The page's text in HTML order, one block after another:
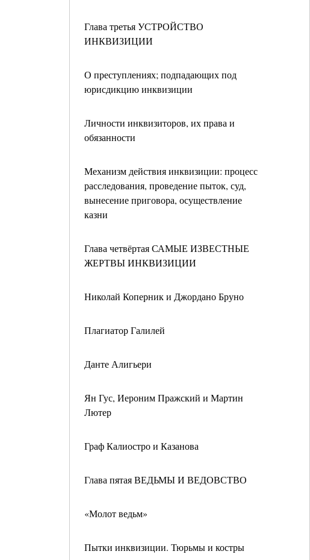
Глава третья УСТРОЙСТВО
ИНКВИЗИЦИИ
О преступлениях; подпадающих под
юрисдикцию инквизиции
Личности инквизиторов, их права и
обязанности
Механизм действия инквизиции: процесс
расследования, проведение пыток, суд,
вынесение приговора, осуществление
казни
Глава четвёртая САМЫЕ ИЗВЕСТНЫЕ
ЖЕРТВЫ ИНКВИЗИЦИИ
Николай Коперник и Джордано Бруно
Плагиатор Галилей
Данте Алигьери
Ян Гус, Иероним Пражский и Мартин
Лютер
Граф Калиостро и Казанова
Глава пятая ВЕДЬМЫ И ВЕДОВСТВО
«Молот ведьм»
Пытки инквизиции. Тюрьмы и костры